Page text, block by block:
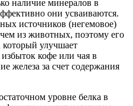
наличие минералов в
они усваиваются.
источников (негемовое)
из животных, поэтому его
который улучшает
кофе или чая в
железа за счет содержания
уровне белка в